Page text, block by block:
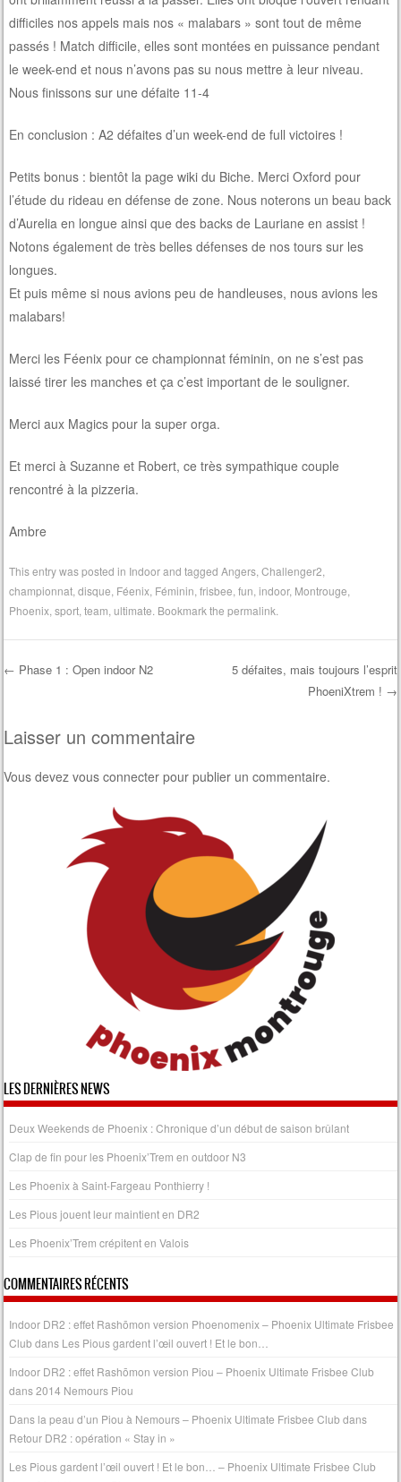
difficiles nos appels mais nos « malabars » sont tout de même
passés ! Match difficile, elles sont montées en puissance pendant
le week-end et nous n’avons pas su nous mettre à leur niveau.
Nous finissons sur une défaite 11-4
En conclusion : A2 défaites d’un week-end de full victoires !
Petits bonus : bientôt la page wiki du Biche. Merci Oxford pour
l’étude du rideau en défense de zone. Nous noterons un beau back
d’Aurelia en longue ainsi que des backs de Lauriane en assist !
Notons également de très belles défenses de nos tours sur les
longues.
Et puis même si nous avions peu de handleuses, nous avions les
malabars!
Merci les Féenix pour ce championnat féminin, on ne s’est pas
laissé tirer les manches et ça c’est important de le souligner.
Merci aux Magics pour la super orga.
Et merci à Suzanne et Robert, ce très sympathique couple
rencontré à la pizzeria.
Ambre
This entry was posted in Indoorand taggedAngers ,Challenger2
championnat ,disque Féenix Féminin ,frisbee ,fun ,indoor, Montrouge
Phoenix ,sport ,team ,ultimate . Bookmark thepermalink
← Phase 1 : Open indoor N2
5 défaites, mais toujours l’esprit
PhoeniXtrem ! →
Laisser un commentaire
Vous devezvous connecter pour publier un commentaire.
LES DERNIÈRES NEWS
Deux Weekends de Phoenix : Chronique d’un début de saison brûlant
Clap de fin pour les Phoenix’Trem en outdoor N3
Les Phoenix à Saint-Fargeau Ponthierry !
Les Pious jouent leur maintient en DR2
Les Phoenix’Trem crépitent en Valois
COMMENTAIRES RÉCENTS
Indoor DR2 : effet Rashōmon version Phoenomenix – Phoenix Ultimate Frisbee
Clubdans Les Pious gardent l’œil ouvert ! Et le bon…
Indoor DR2 : effet Rashōmon version Piou – Phoenix Ultimate Frisbee Club
dans2014 Nemours Piou
Dans la peau d’un Piou à Nemours – Phoenix Ultimate Frisbee Clubdans
Retour DR2 : opération « Stay in »
Les Pious gardent l’œil ouvert ! Et le bon… – Phoenix Ultimate Frisbee Club